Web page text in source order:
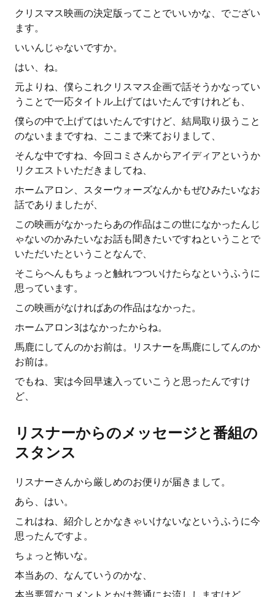
クリスマス映画の決定版ってことでいいかな、でござい
ます。
いいんじゃないですか。
はい、ね。
元よりね、僕らこれクリスマス企画で話そうかなってい
うことで一応タイトル上げてはいたんですけれども、
僕らの中で上げてはいたんですけど、結局取り扱うこと
のないままですね、ここまで来ておりまして、
そんな中ですね、今回コミさんからアイディアというか
リクエストいただきましてね、
ホームアロン、スターウォーズなんかもぜひみたいなお
話でありましたが、
この映画がなかったらあの作品はこの世になかったんじ
ゃないのかみたいなお話も聞きたいですねということで
いただいたということなんで、
そこらへんもちょっと触れつついけたらなというふうに
思っています。
この映画がなければあの作品はなかった。
ホームアロン3はなかったからね。
馬鹿にしてんのかお前は。リスナーを馬鹿にしてんのか
お前は。
でもね、実は今回早速入っていこうと思ったんですけ
ど、
リスナーからのメッセージと番組の
スタンス
リスナーさんから厳しめのお便りが届きまして。
あら、はい。
これはね、紹介しとかなきゃいけないなというふうに今
思ったんですよ。
ちょっと怖いな。
本当あの、なんていうのかな、